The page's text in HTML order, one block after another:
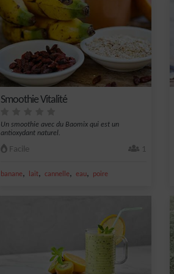
Smoothie Vitalité
Un smoothie avec du Baomix qui est un
antioxydant naturel.
Facile 1
banane, lait, cannelle, eau, poire